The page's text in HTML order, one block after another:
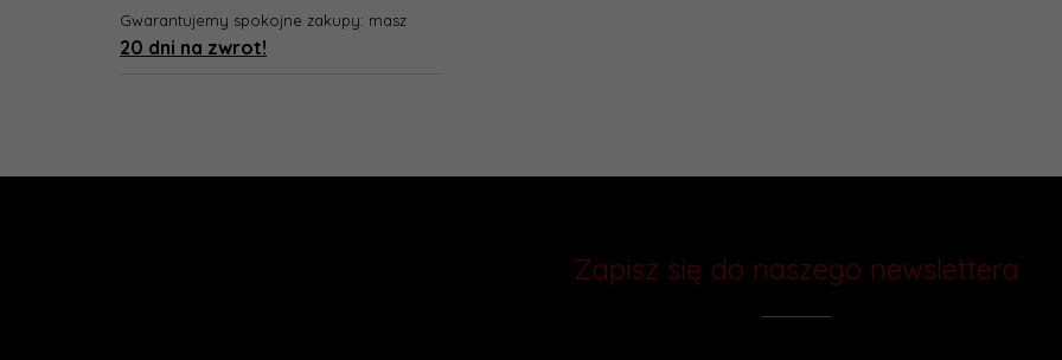
Gwarantujemy spokojne zakupy: masz
20 dni na zwrot!
Zapisz się do naszego newslettera